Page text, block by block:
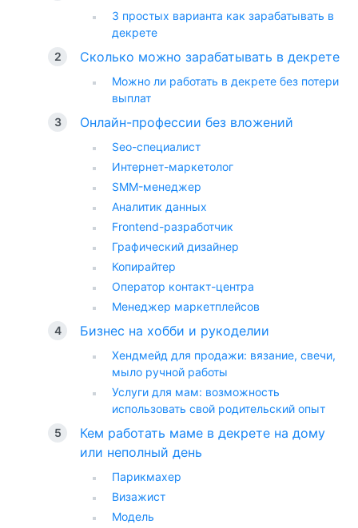
3 простых варианта как зарабатывать в
декрете
Сколько можно зарабатывать в декрете
Можно ли работать в декрете без потери
выплат
Онлайн-профессии без вложений
Seo-специалист
Интернет-маркетолог
SMM-менеджер
Аналитик данных
Frontend-разработчик
Графический дизайнер
Копирайтер
Оператор контакт-центра
Менеджер маркетплейсов
Бизнес на хобби и рукоделии
Хендмейд для продажи: вязание, свечи,
мыло ручной работы
Услуги для мам: возможность
использовать свой родительский опыт
Кем работать маме в декрете на дому
или неполный день
Парикмахер
Визажист
Модель